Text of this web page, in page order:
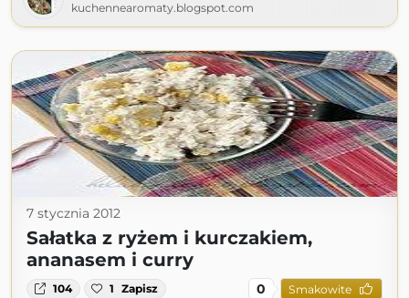
kuchennearomaty.blogspot.com
7 stycznia 2012
Sałatka z ryżem i kurczakiem,
ananasem i curry
104 1 Zapisz 0 Smakowite